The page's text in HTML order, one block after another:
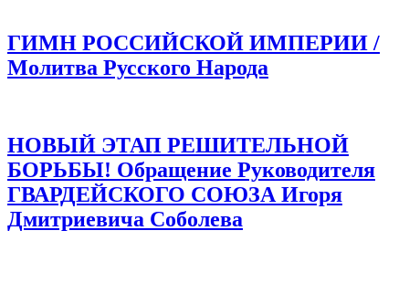
ГИМН РОССИЙСКОЙ ИМПЕРИИ /
Молитва Русского Народа
НОВЫЙ ЭТАП РЕШИТЕЛЬНОЙ
БОРЬБЫ! Обращение Руководителя
ГВАРДЕЙСКОГО СОЮЗА Игоря
Дмитриевича Соболева